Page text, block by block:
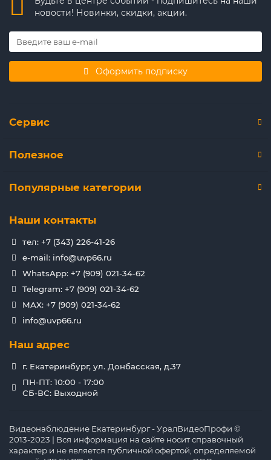
новости! Новинки, скидки, акции.
Оформить подписку
Сервис
Полезное
Популярные категории
Наши контакты
тел: +7 (343) 226-41-26
e-mail: info@uvp66.ru
WhatsApp: +7 (909) 021-34-62
Telegram: +7 (909) 021-34-62
MAX: +7 (909) 021-34-62
info@uvp66.ru
Наш адрес
г. Екатеринбург, ул. Донбасская, д.37
ПН-ПТ: 10:00 - 17:00
СБ-ВС: Выходной
Видеонаблюдение Екатеринбург - УралВидеоПрофи ©
2013-2023 | Вся информация на сайте носит справочный
характер и не является публичной офертой, определяемой